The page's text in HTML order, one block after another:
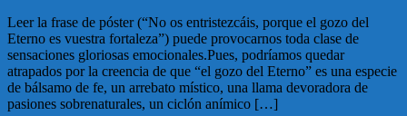
Leer la frase de póster (“No os entristezcáis, porque el gozo del
Eterno es vuestra fortaleza”) puede provocarnos toda clase de
sensaciones gloriosas emocionales.Pues, podríamos quedar
atrapados por la creencia de que “el gozo del Eterno” es una especie
de bálsamo de fe, un arrebato místico, una llama devoradora de
pasiones sobrenaturales, un ciclón anímico […]